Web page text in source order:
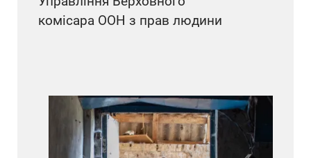
комісара ООН з прав людини